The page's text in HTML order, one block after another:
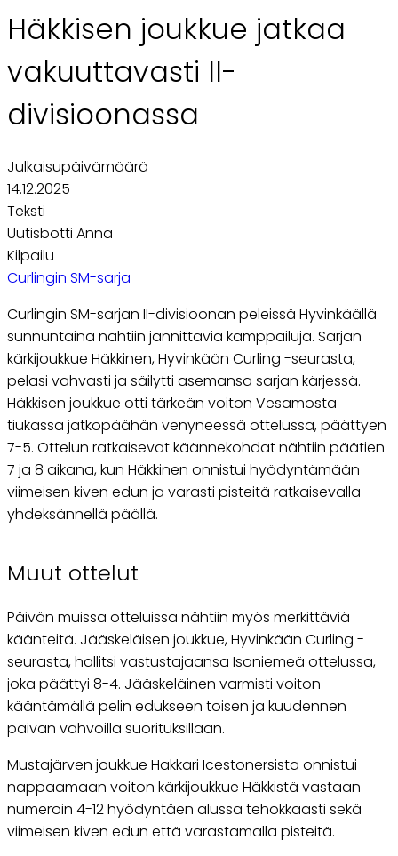
Häkkisen joukkue jatkaa
vakuuttavasti II-
divisioonassa
Julkaisupäivämäärä
14.12.2025
Teksti
Uutisbotti Anna
Kilpailu
Curlingin SM-sarja
Curlingin SM-sarjan II-divisioonan peleissä Hyvinkäällä
sunnuntaina nähtiin jännittäviä kamppailuja. Sarjan
kärkijoukkue Häkkinen, Hyvinkään Curling -seurasta,
pelasi vahvasti ja säilytti asemansa sarjan kärjessä.
Häkkisen joukkue otti tärkeän voiton Vesamosta
tiukassa jatkopäähän venyneessä ottelussa, päättyen
7-5. Ottelun ratkaisevat käännekohdat nähtiin päätien
7 ja 8 aikana, kun Häkkinen onnistui hyödyntämään
viimeisen kiven edun ja varasti pisteitä ratkaisevalla
yhdeksännellä päällä.
Muut ottelut
Päivän muissa otteluissa nähtiin myös merkittäviä
käänteitä. Jääskeläisen joukkue, Hyvinkään Curling -
seurasta, hallitsi vastustajaansa Isoniemeä ottelussa,
joka päättyi 8-4. Jääskeläinen varmisti voiton
kääntämällä pelin edukseen toisen ja kuudennen
päivän vahvoilla suorituksillaan.
Mustajärven joukkue Hakkari Icestonersista onnistui
nappaamaan voiton kärkijoukkue Häkkistä vastaan
numeroin 4-12 hyödyntäen alussa tehokkaasti sekä
viimeisen kiven edun että varastamalla pisteitä.